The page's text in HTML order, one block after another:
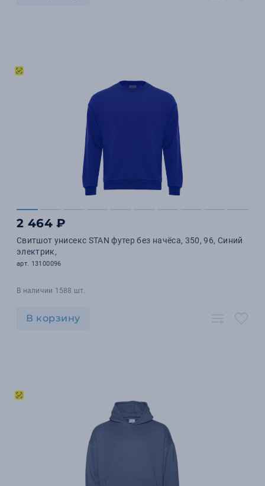
2 464 ₽
Свитшот унисекс STAN футер без начёса, 350, 96, Синий
электрик,
арт. 13100096
В наличии 1588 шт.
В корзину